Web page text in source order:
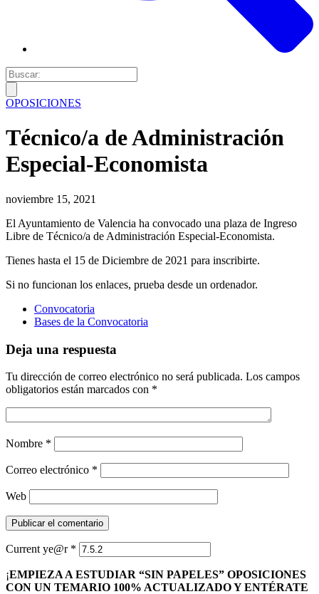
OPOSICIONES
Técnico/a de Administración
Especial-Economista
noviembre 15, 2021
El Ayuntamiento de Valencia ha convocado una plaza de Ingreso
Libre de Técnico/a de Administración Especial-Economista.
Tienes hasta el 15 de Diciembre de 2021 para inscribirte.
Si no funcionan los enlaces, prueba desde un ordenador.
Convocatoria
Bases de la Convocatoria
Deja una respuesta
Tu dirección de correo electrónico no será publicada. Los campos
obligatorios están marcados con *
Nombre *
Correo electrónico *
Web
Current ye@r *
¡EMPIEZA A ESTUDIAR “SIN PAPELES” OPOSICIONES
CON UN TEMARIO 100% ACTUALIZADO Y ENTÉRATE